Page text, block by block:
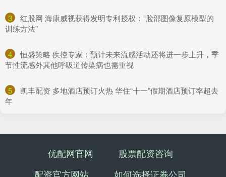
3
​红股网 海康威视获得发明专利授权：“脸部图像复原模型的
训练方法”
4
​恒盛策略 疾控专家：预计未来流感活动还将进一步上升，季
节性流感外其他呼吸道传染病也需重视
5
​凯丰配资 多地酒店预订火热 华住“十一”假期酒店预订率超去
年
优配网官网
股票配资咨询
配资官方网站
如何选择证券公司